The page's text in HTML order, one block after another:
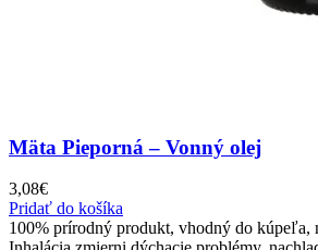
Mäta Pieporná – Vonný olej
3,08€
Pridať do košíka
100% prírodný produkt, vhodný do kúpeľa,